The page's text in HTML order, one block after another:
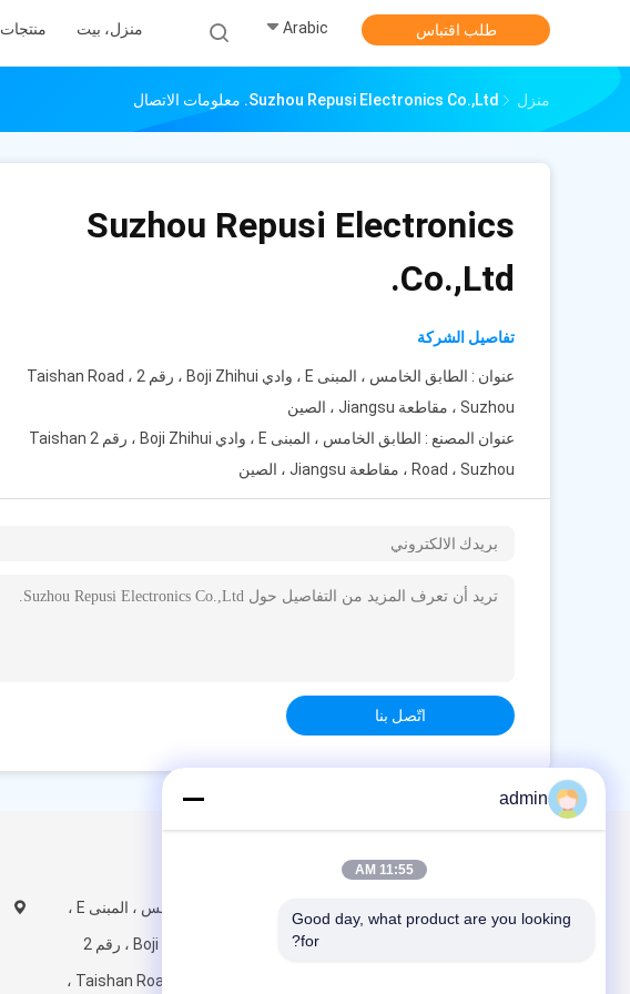
منزل، بيت منتجات Arabic طلب اقتباس
منزل Suzhou Repusi Electronics Co.,Ltd. معلومات الاتصال
Suzhou Repusi Electronics
Co.,Ltd.
تفاصيل الشركة
عنوان : الطابق الخامس ، المبنى E ، وادي Boji Zhihui ، رقم 2 Taishan Road ،
Suzhou ، مقاطعة Jiangsu ، الصين
عنوان المصنع : الطابق الخامس ، المبنى E ، وادي Boji Zhihui ، رقم 2 Taishan
Road ، Suzhou ، مقاطعة Jiangsu ، الصين
وقت العمل : 9:00-17:00 (بتوقيت بكين)
هاتف العمل : +86-512-68259159اتّصل بنا
الطابق الخامس ، المبنى E ،
وادي Boji Zhihui ، رقم 2
Taishan Road ، Suzhou ،
admin
11:55 AM
Good day, what product are you looking
for?